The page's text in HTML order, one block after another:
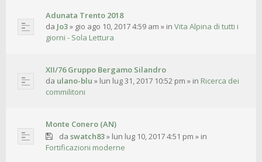
Adunata Trento 2018
da Jo3» gio ago 10, 2017 4:59 am » in Vita Alpina di tutti i
giorni - Sola Lettura
XII/76 Gruppo Bergamo Silandro
da ulano-blu » lun lug 31, 2017 10:52 pm » in Ricerca dei
commilitoni
Monte Conero (AN)
da swatch83» lun lug 10, 2017 4:51 pm » in
Fortificazioni moderne